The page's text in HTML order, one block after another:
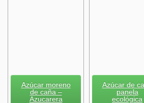
Azúcar moreno
de caña –
Azucarera
Azúcar de
panela
ecológica